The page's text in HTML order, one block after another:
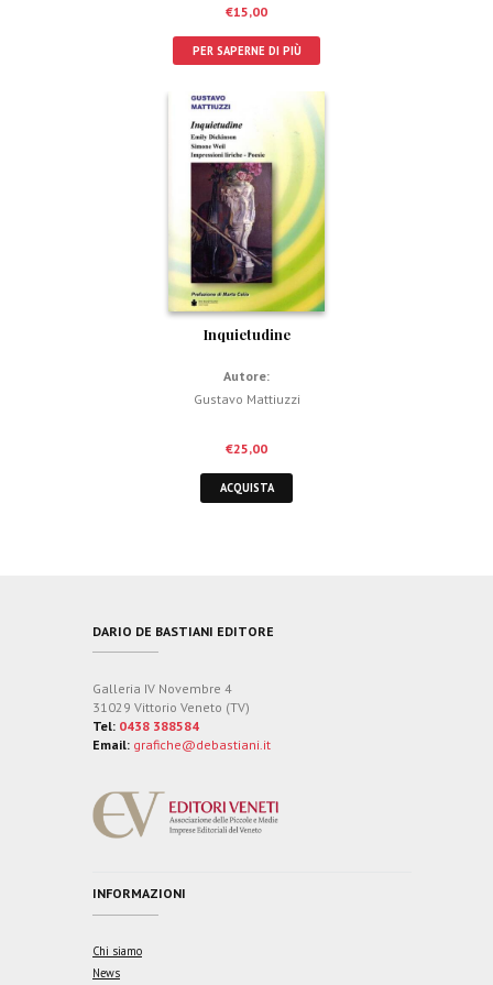
€15,00
PER SAPERNE DI PIÙ
Inquietudine
Autore:
Gustavo Mattiuzzi
€25,00
ACQUISTA
DARIO DE BASTIANI EDITORE
Galleria IV Novembre 4
31029 Vittorio Veneto (TV)
Tel: 0438 388584
Email: grafiche@debastiani.it
INFORMAZIONI
Chi siamo
News